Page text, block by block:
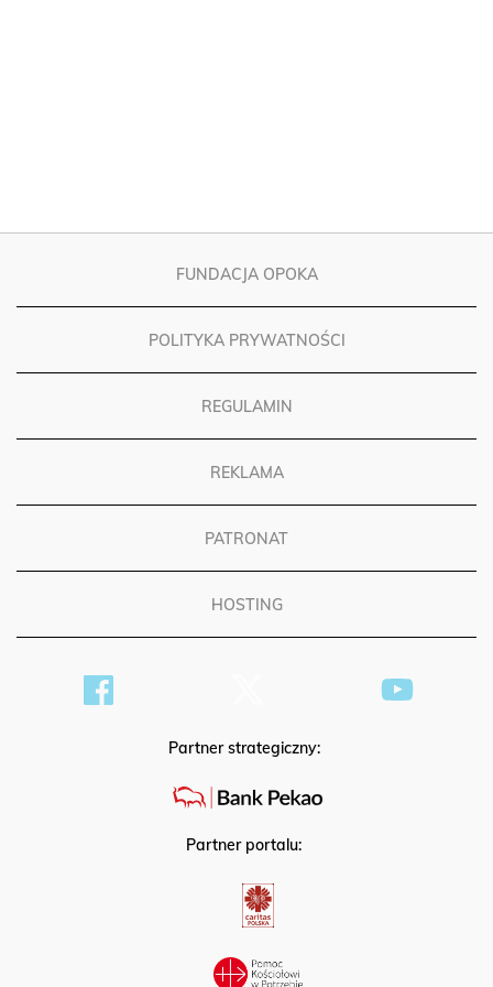
FUNDACJA OPOKA
POLITYKA PRYWATNOŚCI
REGULAMIN
REKLAMA
PATRONAT
HOSTING
Partner strategiczny:
Partner portalu: